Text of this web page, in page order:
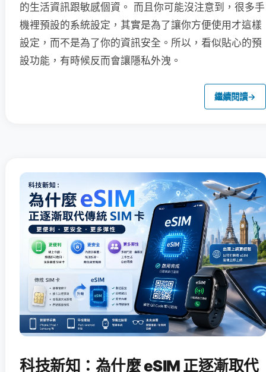
的生活資訊跟敏感個資。 而且你可能沒注意到，很多手
機裡預設的系統設定，其實是為了讓你方便使用才這樣
設定，而不是為了你的資訊安全。所以，看似貼心的預
設功能，有時候反而會讓隱私外洩。
繼續閱讀→
科技新知：為什麼 eSIM 正逐漸取代